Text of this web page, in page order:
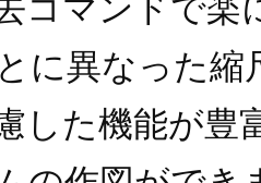
コマンドで楽
に異なった縮
した機能が豊